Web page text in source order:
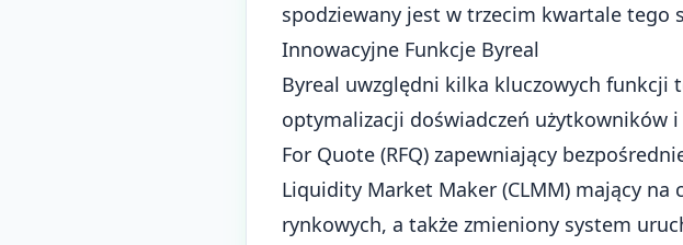
spodziewany jest w trzecim kwartale tego
Innowacyjne Funkcje Byreal
Byreal uwzględni kilka kluczowych funkcji
optymalizacji doświadczeń użytkowników
For Quote (RFQ) zapewniający
Liquidity Market Maker (CLMM) mający
rynkowych, a także zmieniony system